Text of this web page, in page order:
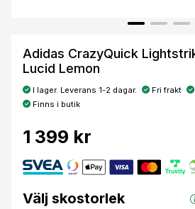
Adidas CrazyQuick
Lucid Lemon
I lager. Leverans 1-2 dagar. Fri frakt
Finns i butik
1 399 kr
Välj skostorlek